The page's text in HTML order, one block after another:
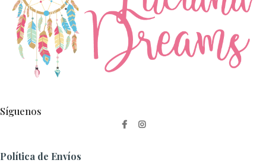
Síguenos
Política de Envíos